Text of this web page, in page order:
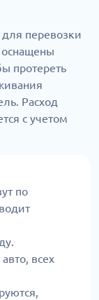
перевозки
протереть
Расход
с учетом
по
всех